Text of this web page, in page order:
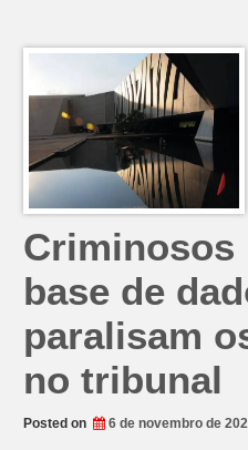
confiante
em
vitória
após
abrir
vantagem
Pensilvânia
Criminosos
base de
paralisam
no tribunal
Posted on 6 de novembro de